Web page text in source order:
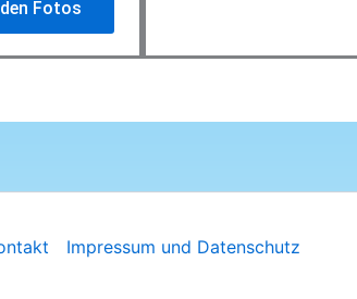
Fotos
Impressum und Datenschutz